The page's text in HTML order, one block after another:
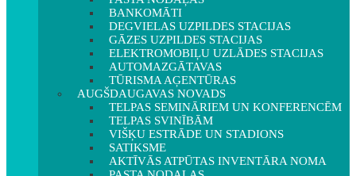
BANKOMĀTI
DEGVIELAS UZPILDES STACIJAS
GĀZES UZPILDES STACIJAS
ELEKTROMOBIĻU UZLĀDES STACIJAS
AUTOMAZGĀTAVAS
TŪRISMA AĢENTŪRAS
AUGŠDAUGAVAS NOVADS
TELPAS SEMINĀRIEM UN KONFERENCĒM
TELPAS SVINĪBĀM
VIŠĶU ESTRĀDE UN STADIONS
SATIKSME
AKTĪVĀS ATPŪTAS INVENTĀRA NOMA